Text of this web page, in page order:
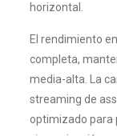
horizontal.
El rendimiento
completa,
media-alta. La
streaming de
optimizado para